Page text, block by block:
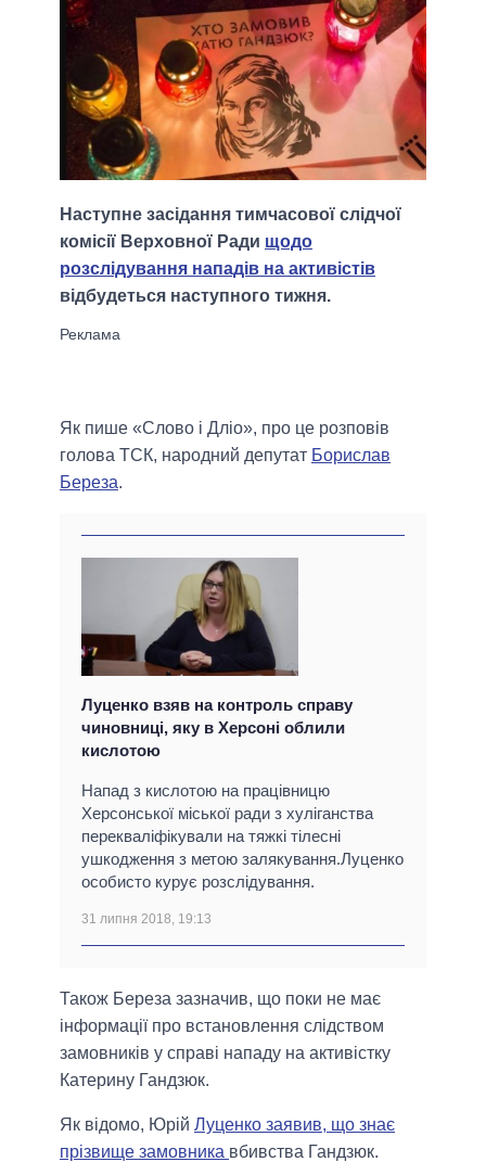
Наступне засідання тимчасової слідчої
комісії Верховної Ради щодо
розслідування нападів на активістів
відбудеться наступного тижня.
Як пише «Слово і Дліо», про це розповів
голова ТСК, народний депутат Борислав
Береза.
Луценко взяв на контроль справу
чиновниці, яку в Херсоні облили
кислотою
Напад з кислотою на працівницю
Херсонської міської ради з хуліганства
перекваліфікували на тяжкі тілесні
ушкодження з метою залякування.Луценко
особисто курує розслідування.
31 липня 2018, 19:13
Також Береза зазначив, що поки не має
інформації про встановлення слідством
замовників у справі нападу на активістку
Катерину Гандзюк.
Як відомо, Юрій Луценко заявив, що знає
прізвище замовника вбивства Гандзюк.